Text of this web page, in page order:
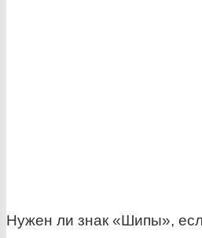
Нужен ли знак «Шипы»,